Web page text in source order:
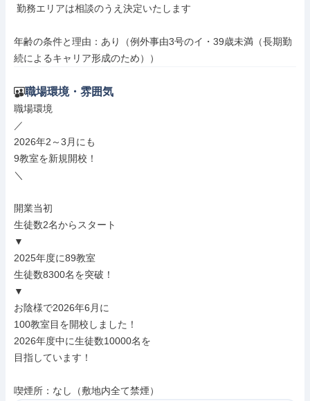
年齢の条件と理由：あり（例外事由3号のイ・39歳未満（長期勤
続によるキャリア形成のため））
職場環境・雰囲気
職場環境
／
2026年2～3月にも
9教室を新規開校！
＼
開業当初
生徒数2名からスタート
▼
2025年度に89教室
生徒数8300名を突破！
▼
お陰様で2026年6月に
100教室目を開校しました！
2026年度中に生徒数10000名を
目指しています！
喫煙所：なし（敷地内全て禁煙）